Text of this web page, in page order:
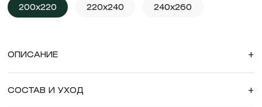
200x220 220x240 240x260
ОПИСАНИЕ +
СОСТАВ И УХОД +